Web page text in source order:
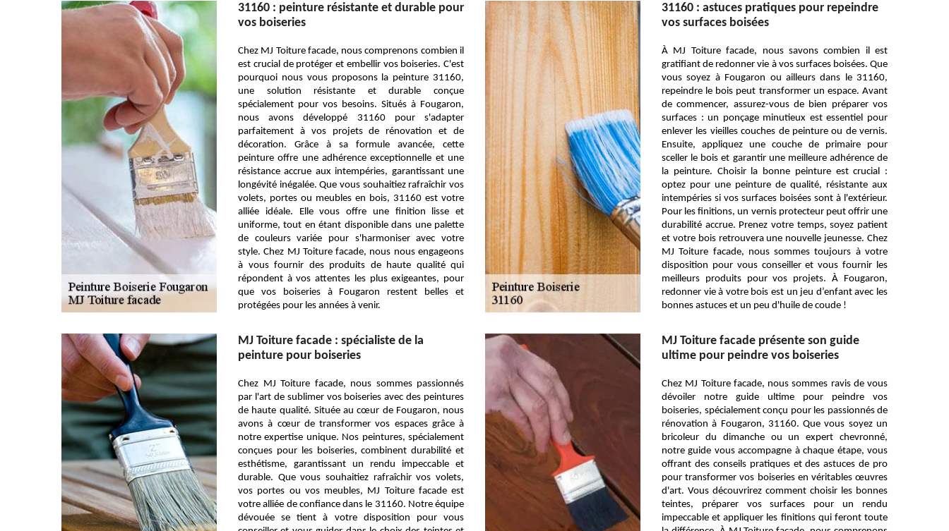
31160 : peinture résistante et durable pour
vos boiseries
Chez MJ Toiture facade, nous comprenons combien il
est crucial de protéger et embellir vos boiseries. C'est
pourquoi nous vous proposons la peinture 31160,
une solution résistante et durable conçue
spécialement pour vos besoins. Situés à Fougaron,
nous avons développé 31160 pour s'adapter
parfaitement à vos projets de rénovation et de
décoration. Grâce à sa formule avancée, cette
peinture offre une adhérence exceptionnelle et une
résistance accrue aux intempéries, garantissant une
longévité inégalée. Que vous souhaitiez rafraîchir vos
volets, portes ou meubles en bois, 31160 est votre
alliée idéale. Elle vous offre une finition lisse et
uniforme, tout en étant disponible dans une palette
de couleurs variée pour s'harmoniser avec votre
style. Chez MJ Toiture facade, nous nous engageons
à vous fournir des produits de haute qualité qui
répondent à vos attentes les plus exigeantes, pour
que vos boiseries à Fougaron restent belles et
protégées pour les années à venir.
31160 : astuces pratiques pour repeindre
vos surfaces boisées
À MJ Toiture facade, nous savons combien il est
gratifiant de redonner vie à vos surfaces boisées. Que
vous soyez à Fougaron ou ailleurs dans le 31160,
repeindre le bois peut transformer un espace. Avant
de commencer, assurez-vous de bien préparer vos
surfaces : un ponçage minutieux est essentiel pour
enlever les vieilles couches de peinture ou de vernis.
Ensuite, appliquez une couche de primaire pour
sceller le bois et garantir une meilleure adhérence de
la peinture. Choisir la bonne peinture est crucial :
optez pour une peinture de qualité, résistante aux
intempéries si vos surfaces boisées sont à l'extérieur.
Pour les finitions, un vernis protecteur peut offrir une
durabilité accrue. Prenez votre temps, soyez patient
et votre bois retrouvera une nouvelle jeunesse. Chez
MJ Toiture facade, nous sommes toujours à votre
disposition pour vous conseiller et vous fournir les
meilleurs produits pour vos projets. À Fougaron,
redonner vie à votre bois est un jeu d’enfant avec les
bonnes astuces et un peu d'huile de coude !
MJ Toiture facade : spécialiste de la
peinture pour boiseries
Chez MJ Toiture facade, nous sommes passionnés
par l'art de sublimer vos boiseries avec des peintures
de haute qualité. Située au cœur de Fougaron, nous
avons à cœur de transformer vos espaces grâce à
notre expertise unique. Nos peintures, spécialement
conçues pour les boiseries, combinent durabilité et
esthétisme, garantissant un rendu impeccable et
durable. Que vous souhaitiez rafraîchir vos volets,
vos portes ou vos meubles, MJ Toiture facade est
votre alliée de confiance dans le 31160. Notre équipe
dévouée se tient à votre disposition pour vous
MJ Toiture facade présente son guide
ultime pour peindre vos boiseries
Chez MJ Toiture facade, nous sommes ravis de vous
dévoiler notre guide ultime pour peindre vos
boiseries, spécialement conçu pour les passionnés de
rénovation à Fougaron, 31160. Que vous soyez un
bricoleur du dimanche ou un expert chevronné,
notre guide vous accompagne à chaque étape, vous
offrant des conseils pratiques et des astuces de pro
pour transformer vos boiseries en véritables œuvres
d'art. Vous découvrirez comment choisir les bonnes
teintes, préparer vos surfaces pour un rendu
impeccable et appliquer les finitions qui feront toute